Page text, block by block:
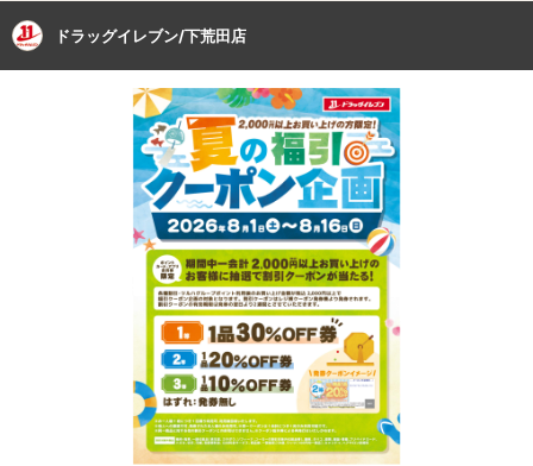
ドラッグイレブン/下荒田店